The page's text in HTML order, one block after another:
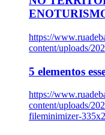
https://
content/uploads/
5 elementos
https://
content/uploads/
fileminimizer-